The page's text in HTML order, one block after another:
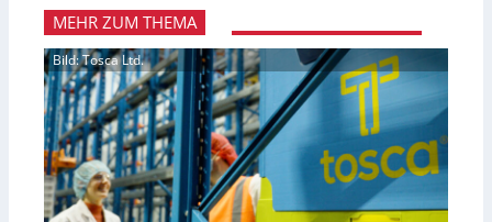
MEHR ZUM THEMA
Bild: Tosca Ltd.